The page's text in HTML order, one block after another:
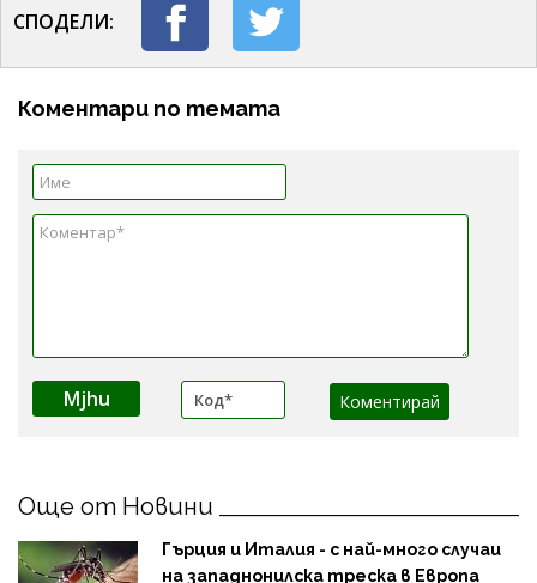
СПОДЕЛИ:
Коментари по темата
Mjhu
Още от Новини
Гърция и Италия - с най-много случаи
на западнонилска треска в Европа